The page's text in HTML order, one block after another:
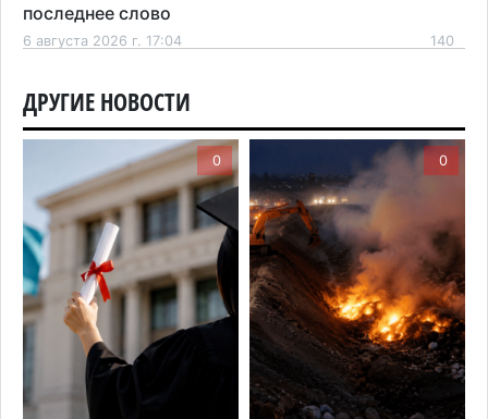
последнее слово
6 августа 2026 г. 17:04 140
Проезд по БАКАД резко подорожал: в
Алматинской области начали действовать новые
тарифы
6 августа 2026 г. 14:36 191
Сильнейшие дзюдоисты мира приехали на
сборы в Алматинскую область
6 августа 2026 г. 12:12 149
Первый раз с ИИ в первый класс: казахстанских
первоклассников начнут учить искусственному
интеллекту
6 августа 2026 г. 10:47 149
ДРУГИЕ НОВОСТИ
0 0